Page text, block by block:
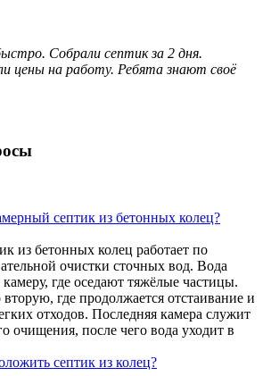
Собрали септик за 2 дня.
цены на работу. Ребята знают своё
септик из бетонных колец?
из бетонных колец работает по
очистки сточных вод. Вода
где оседают тяжёлые частицы.
вторую, где продолжается отстаивание и
отходов. Последняя камера служит
очищения, после чего вода уходит в
септик из колец?